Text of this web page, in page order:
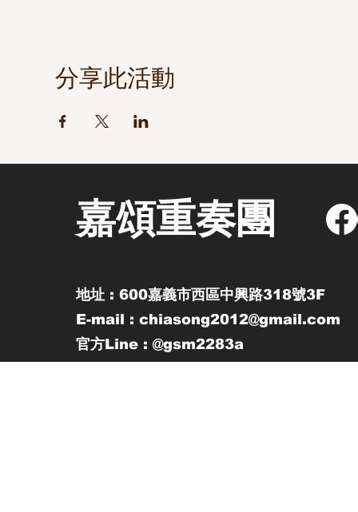
分享此活動
嘉頌重奏團
地址 : 600嘉義市西區中興路318號3F
E-mail : chiasong2012@gmail.com
官方Line : @gsm2283a